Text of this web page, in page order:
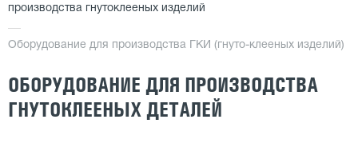
производства гнутоклееных изделий
Оборудование для производства ГКИ (гнуто-клееных изделий)
ОБОРУДОВАНИЕ ДЛЯ ПРОИЗВОДСТВА
ГНУТОКЛЕЕНЫХ ДЕТАЛЕЙ